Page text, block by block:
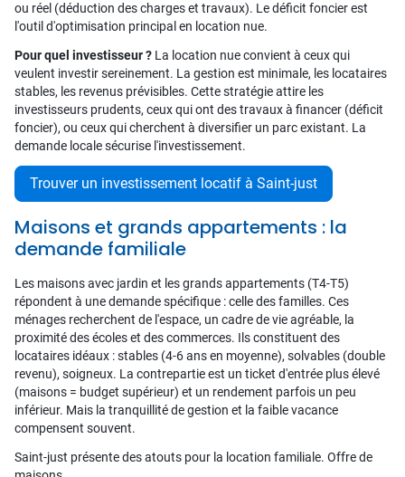
ou réel (déduction des charges et travaux). Le déficit foncier est
l'outil d'optimisation principal en location nue.
Pour quel investisseur ? La location nue convient à ceux qui
veulent investir sereinement. La gestion est minimale, les locataires
stables, les revenus prévisibles. Cette stratégie attire les
investisseurs prudents, ceux qui ont des travaux à financer (déficit
foncier), ou ceux qui cherchent à diversifier un parc existant. La
demande locale sécurise l'investissement.
Trouver un investissement locatif à Saint-just
Maisons et grands appartements : la
demande familiale
Les maisons avec jardin et les grands appartements (T4-T5)
répondent à une demande spécifique : celle des familles. Ces
ménages recherchent de l'espace, un cadre de vie agréable, la
proximité des écoles et des commerces. Ils constituent des
locataires idéaux : stables (4-6 ans en moyenne), solvables (double
revenu), soigneux. La contrepartie est un ticket d'entrée plus élevé
(maisons = budget supérieur) et un rendement parfois un peu
inférieur. Mais la tranquillité de gestion et la faible vacance
compensent souvent.
Saint-just présente des atouts pour la location familiale. Offre de